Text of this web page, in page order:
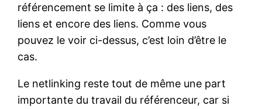
référencement se limite à ça : des liens, des
liens et encore des liens. Comme vous
pouvez le voir ci-dessus, c’est loin d’être le
cas.
Le netlinking reste tout de même une part
importante du travail du référenceur, car si